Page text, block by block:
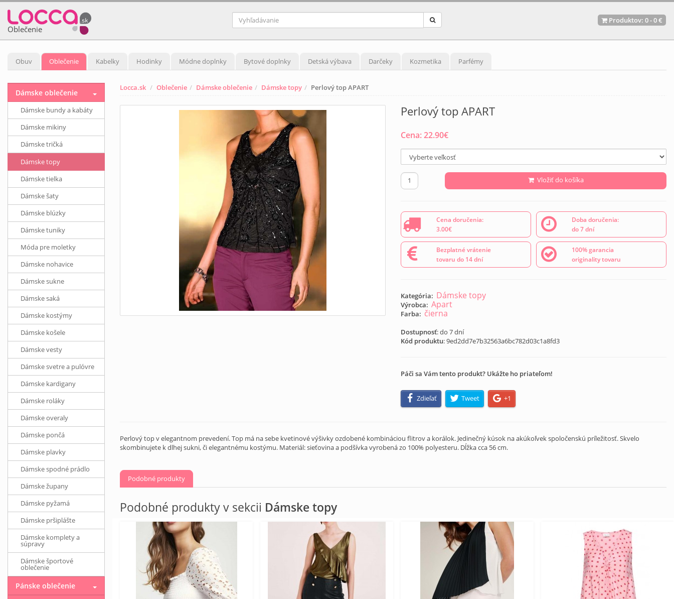
Oblečenie
Produktov: 0-0 €
Obuv Oblečenie Kabelky Hodinky Módne doplnky Bytové doplnky Detská výbava Darčeky Kozmetika Parfémy
Locca.sk Oblečenie Dámske oblečenie Dámske topy Perlový top APART
Perlový top APART
Cena:22.90€
Vložiť do košíka
Cena doručenia:
3.00€
Doba doručenia:
do 7 dní
Bezplatné vrátenie
tovaru do 14 dní
100% garancia
originality tovaru
Kategória: Dámske topy
Výrobca: Apart
Farba: čierna
Dostupnosť: do 7 dní
Kód produktu:9ed2dd7e7b32563a6bc782d03c1a8fd3
Páči sa Vám tento produkt? Ukážte ho priateľom!
Zdieľať Tweet +1
Perlový top v elegantnom prevedení. Top má na sebe kvetinové výšivky ozdobené kombináciou flitrov a korálok. Jedinečný kúsok na akúkoľvek spoločenskú príležitosť. Skvelo
skombinujete k dlhej sukni, či elegantnému kostýmu. Materiál: sieťovina a podšívka vyrobená zo 100% polyesteru. Dĺžka cca 56 cm.
Podobné produkty
Podobné produkty v sekcii Dámske topy
Dámske oblečenie
Dámske bundy a kabáty
Dámske mikiny
Dámske tričká
Dámske topy
Dámske tielka
Dámske šaty
Dámske blúzky
Dámske tuniky
Móda pre moletky
Dámske nohavice
Dámske sukne
Dámske saká
Dámske kostýmy
Dámske košele
Dámske vesty
Dámske svetre a pulóvre
Dámske kardigany
Dámske roláky
Dámske overaly
Dámske pončá
Dámske plavky
Dámske spodné prádlo
Dámske župany
Dámske pyžamá
Dámske pršiplášte
Dámske komplety a
súpravy
Dámske športové
oblečenie
Pánske oblečenie